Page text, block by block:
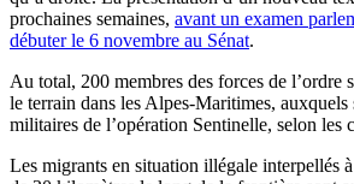
prochaines semaines, avant un examen
débuter le 6 novembre au Sénat.
Au total, 200 membres des forces de l’ordre
le terrain dans les Alpes-Maritimes, auxquels
militaires de l’opération Sentinelle, selon les
Les migrants en situation illégale interpellés